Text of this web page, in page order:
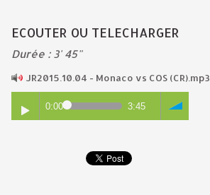
ECOUTER OU TELECHARGER
Durée : 3' 45"
JR2015.10.04 - Monaco vs COS (CR).mp3
0:00 3:45